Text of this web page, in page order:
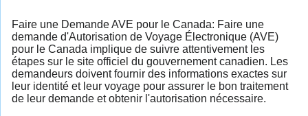
Faire une Demande AVE pour le Canada: Faire une
demande d'Autorisation de Voyage Électronique (AVE)
pour le Canada implique de suivre attentivement les
étapes sur le site officiel du gouvernement canadien. Les
demandeurs doivent fournir des informations exactes sur
leur identité et leur voyage pour assurer le bon traitement
de leur demande et obtenir l'autorisation nécessaire.